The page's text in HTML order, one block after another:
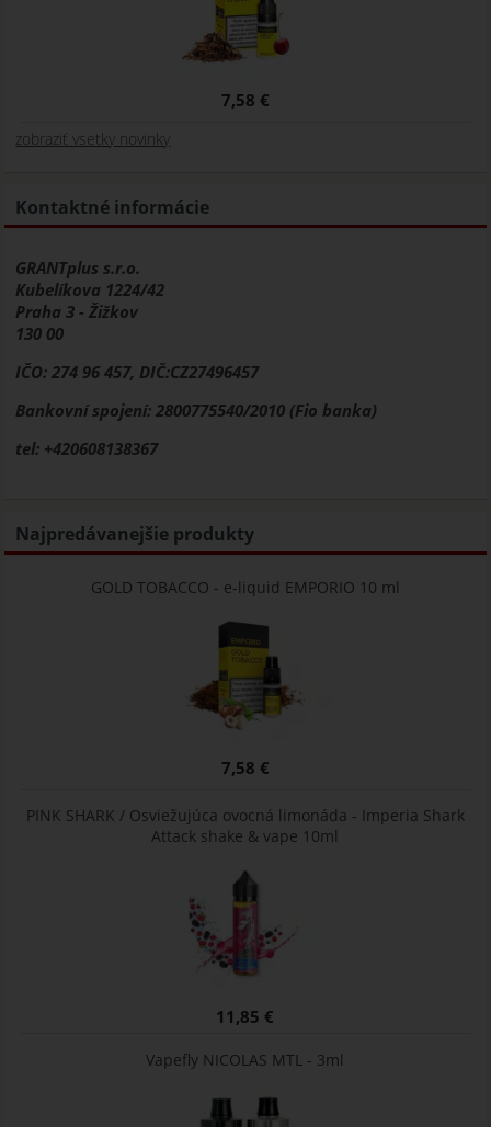
7,58 €
zobraziť vsetky novinky
Kontaktné informácie
GRANTplus s.r.o.
Kubelíkova 1224/42
Praha 3 - Žižkov
130 00
IČO: 274 96 457, DIČ:CZ27496457
Bankovní spojení: 2800775540/2010 (Fio banka)
tel: +420608138367
Najpredávanejšie produkty
GOLD TOBACCO - e-liquid EMPORIO 10 ml
7,58 €
PINK SHARK / Osviežujúca ovocná limonáda - Imperia Shark
Attack shake & vape 10ml
11,85 €
Vapefly NICOLAS MTL - 3ml